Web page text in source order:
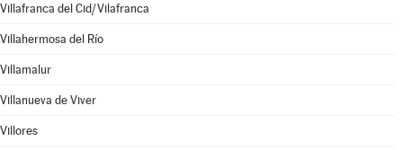
Villafranca del Cid/Vilafranca
Villahermosa del Río
Villamalur
Villanueva de Viver
Villores